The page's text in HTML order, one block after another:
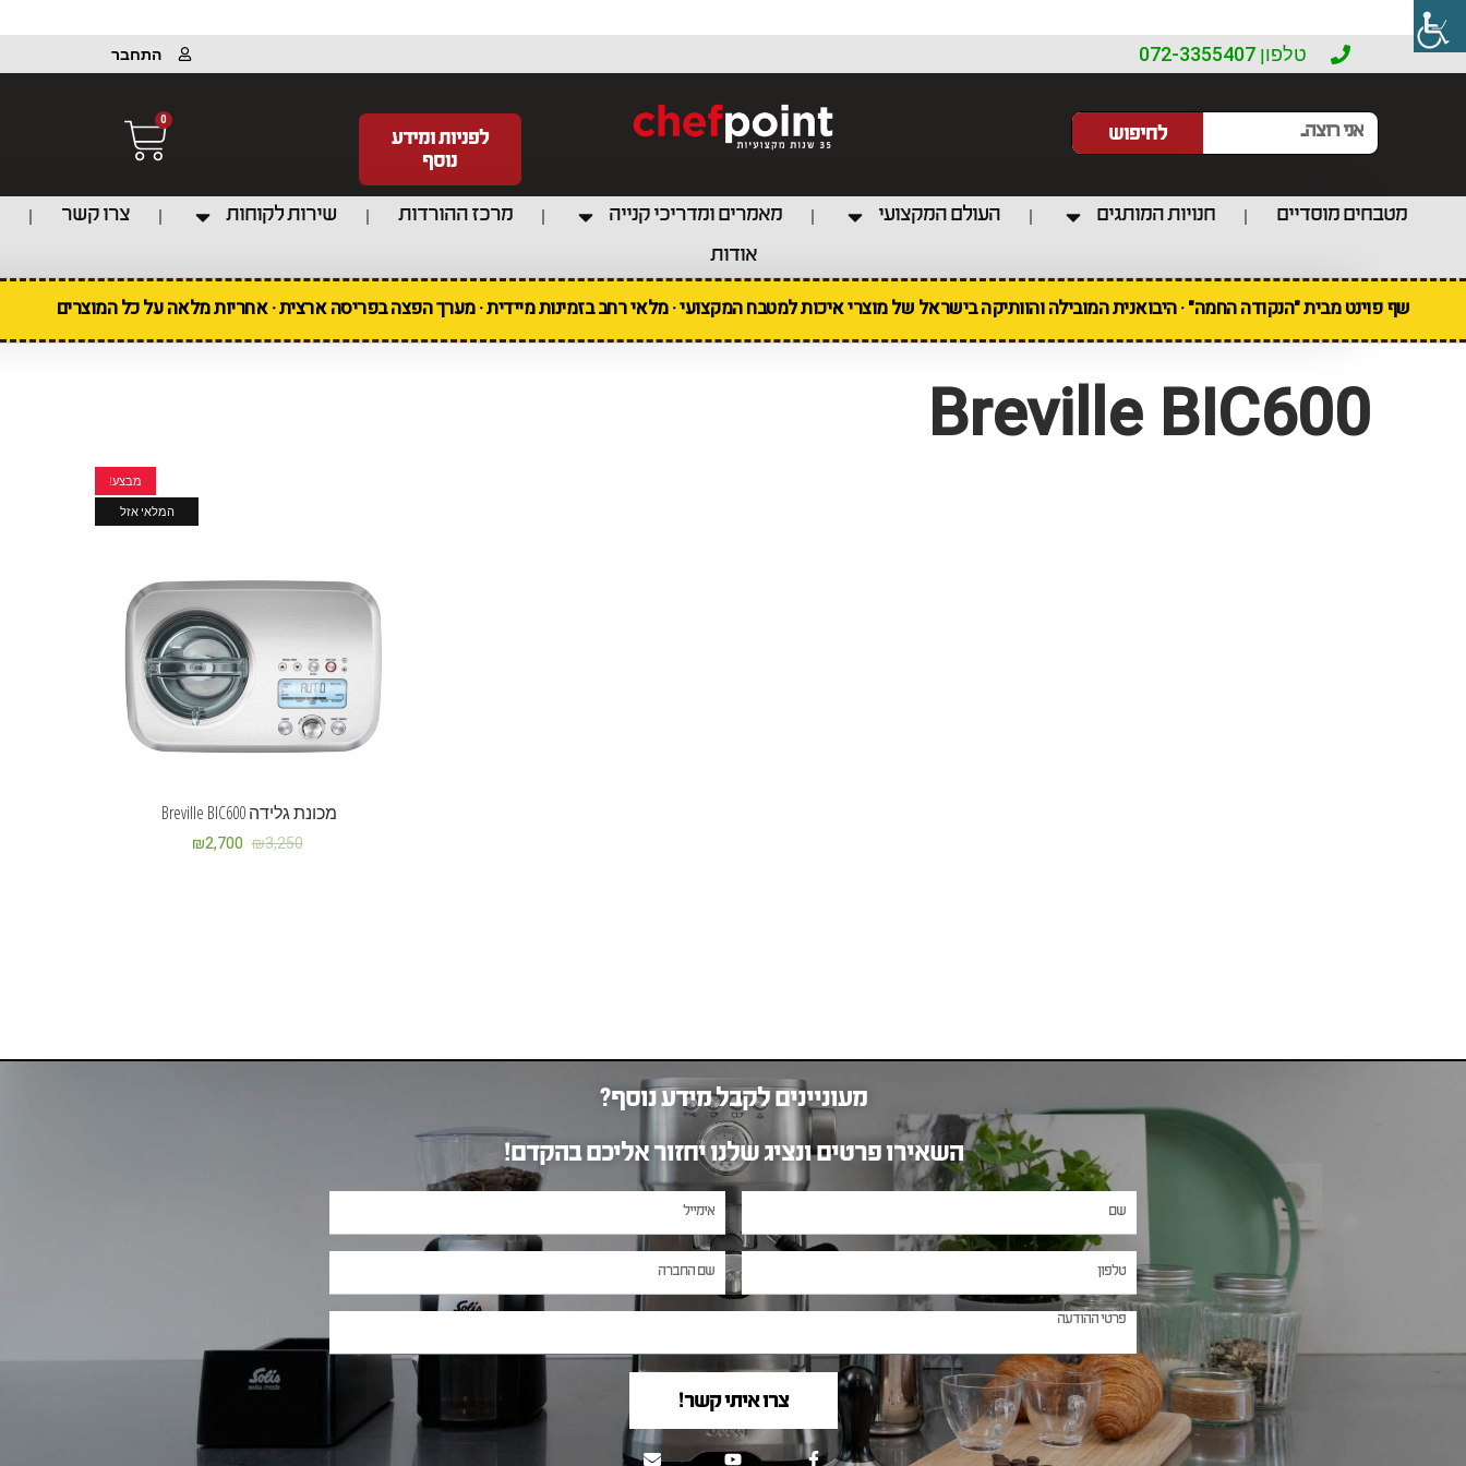
טלפון 072-3355407 התחבר
לחיפוש
לפניות ומידע
נוסף
0
מטבחים מוסדיים חנויות המותגים העולם המקצועי מאמרים ומדריכי קנייה מרכז ההורדות שירות לקוחות
צרו קשר
אודות
שף פוינט מבית "הנקודה החמה" · היבואנית המובילה והוותיקה בישראל של מוצרי איכות למטבח המקצועי · מלאי רחב בזמינות מיידית · מערך הפצה בפריסה ארצית · אחריות מלאה על כל המוצרים
Breville BIC600
מבצע!
המלאי אזל
מכונת גלידה Breville BIC600
₪3,250
₪2,700
מעוניינים לקבל מידע נוסף?
השאירו פרטים ונציג שלנו יחזור אליכם בהקדם!
צרו איתי קשר!